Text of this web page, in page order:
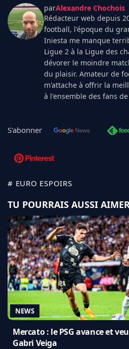
parAlexandre Chochois
Rédacteur web depuis
football, l'époque du
Iniesta me manque
Ligue 2 à la Ligue des
dévorer le moindre
du plaisir. Amateur de
m'attache à offrir la
à l'ensemble des fans
S'abonner
# EURO ESPOIRS
TU POURRAIS AUSSI
NEWS
Mercato : le PSG avance et
Gabri Veiga